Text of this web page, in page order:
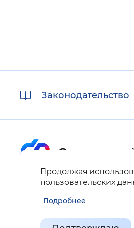
Продолжая
пользовательских
Подробнее
ссылкиЗаконодательство
Карта сайта
Нашли ошибку на сайте?